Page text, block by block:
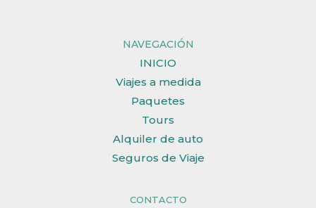
NAVEGACIÓN
INICIO
Viajes a medida
Paquetes
Tours
Alquiler de auto
Seguros de Viaje
CONTACTO